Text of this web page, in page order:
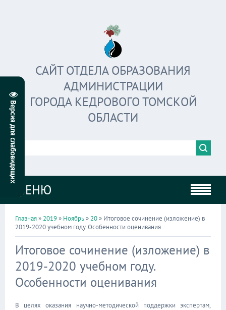
САЙТ ОТДЕЛА ОБРАЗОВАНИЯ
АДМИНИСТРАЦИИ
ГОРОДА КЕДРОВОГО ТОМСКОЙ
ОБЛАСТИ
МЕНЮ
Главная» 2019» Ноябрь» 20» Итоговое сочинение (изложение) в
2019-2020 учебном году. Особенности оценивания
Итоговое сочинение (изложение) в
2019-2020 учебном году.
Особенности оценивания
В целях оказания научно-методической поддержки экспертам,